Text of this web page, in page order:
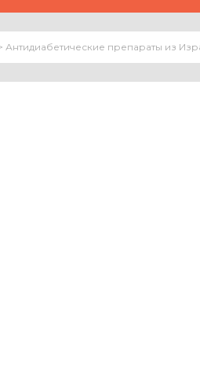
Антидиабетические препараты из